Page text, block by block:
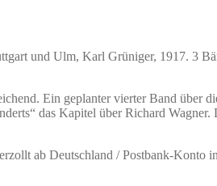
und Ulm, Karl Grüniger, 1917. 3
Ein geplanter vierter Band
das Kapitel über Richard
ab Deutschland / Postbank-Konto